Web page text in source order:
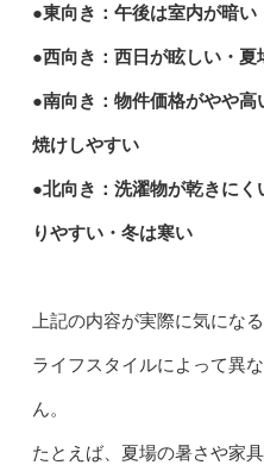
●東向き：午後は室内が暗
●西向き：西日が眩しい・
●南向き：物件価格がやや高
焼けしやすい
●北向き：洗濯物が乾きにく
りやすい・冬は寒い
上記の内容が実際に気にな
ライフスタイルによって異
ん。
たとえば、夏場の暑さや家